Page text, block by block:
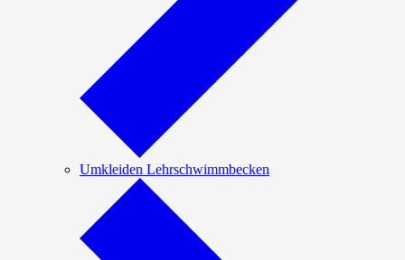
Umkleiden Lehrschwimmbecken